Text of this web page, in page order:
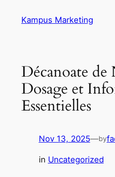
Kampus Marketing
Décanoate
Dosage et
Essentielles
Nov 13, 2025—by
in Uncategorized